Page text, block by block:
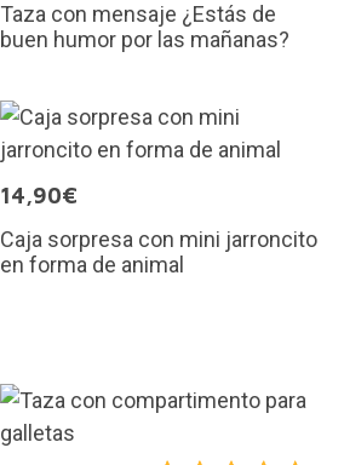
Taza con mensaje ¿Estás de
buen humor por las mañanas?
14,90€
Caja sorpresa con mini jarroncito
en forma de animal